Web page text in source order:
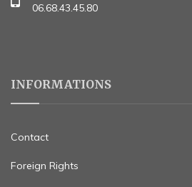
06.68.43.45.80
INFORMATIONS
Contact
Foreign Rights